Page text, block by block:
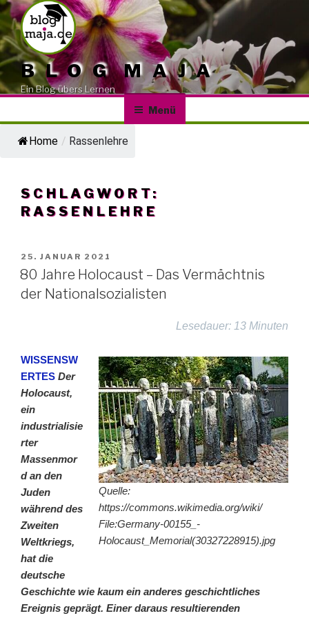
Zum
Inhalt
springen
BLOG MAJA
Ein Blog übers Lernen
Menü
Home / Rassenlehre
SCHLAGWORT:
RASSENLEHRE
VERÖFFENTLICHT
AM
25. JANUAR 2021
80 Jahre Holocaust – Das Vermächtnis
der Nationalsozialisten
Lesedauer: 13 Minuten
Quelle:
https://commons.wikimedia.org/wiki/
File:Germany-00155_-
Holocaust_Memorial(30327228915).jpg
WISSENSW
ERTES Der
Holocaust,
ein
industrialisie
rter
Massenmor
d an den
Juden
während des
Zweiten
Weltkriegs,
hat die
deutsche
Geschichte wie kaum ein anderes geschichtliches
Ereignis geprägt. Einer daraus resultierenden